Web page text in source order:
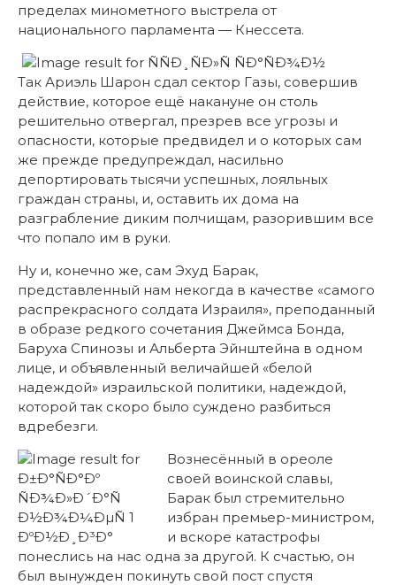
пределах минометного выстрела от
национального парламента — Кнессета.
Так Ариэль Шарон сдал сектор Газы, совершив
действие, которое ещё накануне он столь
решительно отвергал, презрев все угрозы и
опасности, которые предвидел и о которых сам
же прежде предупреждал, насильно
депортировать тысячи успешных, лояльных
граждан страны, и, оставить их дома на
разграбление диким полчищам, разорившим все
что попало им в руки.
Ну и, конечно же, сам Эхуд Барак,
представленный нам некогда в качестве «самого
распрекрасного солдата Израиля», преподанный
в образе редкого сочетания Джеймса Бонда,
Баруха Спинозы и Альберта Эйнштейна в одном
лице, и объявленный величайшей «белой
надеждой» израильской политики, надеждой,
которой так скоро было суждено разбиться
вдребезги.
Вознесённый в ореоле
своей воинской славы,
Барак был стремительно
избран премьер-министром,
и вскоре катастрофы
понеслись на нас одна за другой. К счастью, он
был вынужден покинуть свой пост спустя